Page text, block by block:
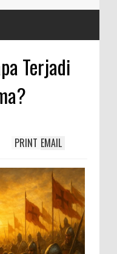
Terjadi
EMAIL
PRINT